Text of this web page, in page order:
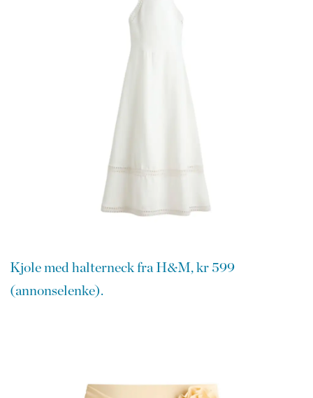
Kjole med halterneck fra H&M, kr 599
(annonselenke).